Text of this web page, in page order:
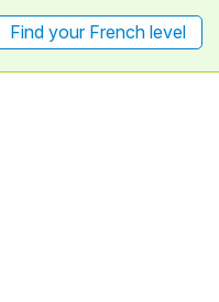
Find your French level